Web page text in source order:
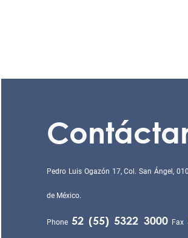
Pedro Luis Ogazón 17, Col. San Ángel,
de México.
Phone52 (55) 5322 3000Fax